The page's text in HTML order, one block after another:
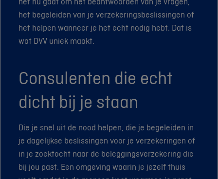
het begeleiden van je verzekeringsbeslissingen of
het helpen wanneer je het echt nodig hebt. Dat is
wat DVV uniek maakt.
Consulenten die echt
dicht bij je staan
Die je snel uit de nood helpen, die je begeleiden in
je dagelijkse beslissingen voor je verzekeringen of
in je zoektocht naar de beleggingsverzekering die
bij jou past. Een omgeving waarin je jezelf thuis